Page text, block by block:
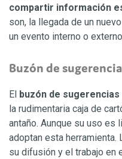
compartir información
son, la llegada de un
un evento interno o
Buzón de
El buzón de sugerencias
la rudimentaria caja de
antaño. Aunque su uso es
adoptan esta herramienta.
su difusión y el trabajo en